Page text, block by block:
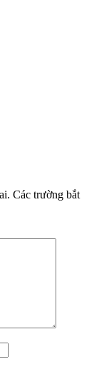
Các trường bắt